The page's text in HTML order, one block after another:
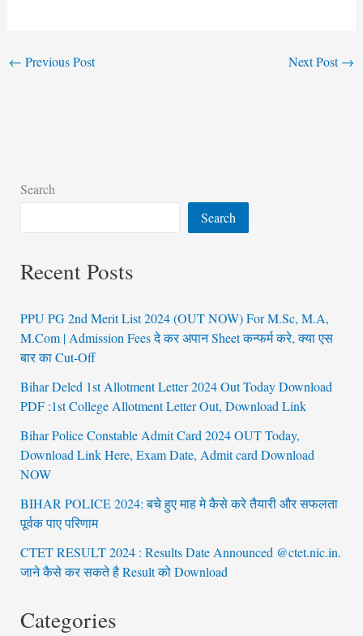
← Previous Post Next Post→
Search
Search
Recent Posts
PPU PG 2nd Merit List 2024 (OUT NOW) For M.Sc, M.A,
M.Com | Admission Fees दे कर अपान Sheet कन्फर्म करे, क्या एस
बार का Cut-Off
Bihar Deled 1st Allotment Letter 2024 Out Today Download
PDF :1st College Allotment Letter Out, Download Link
Bihar Police Constable Admit Card 2024 OUT Today,
Download Link Here, Exam Date, Admit card Download
NOW
BIHAR POLICE 2024: बचे हुए माह मे कैसे करे तैयारी और सफलता
पूर्वक पाए परिणाम
CTET RESULT 2024 : Results Date Announced @ctet.nic.in.
जाने कैसे कर सकते है Result को Download
Categories